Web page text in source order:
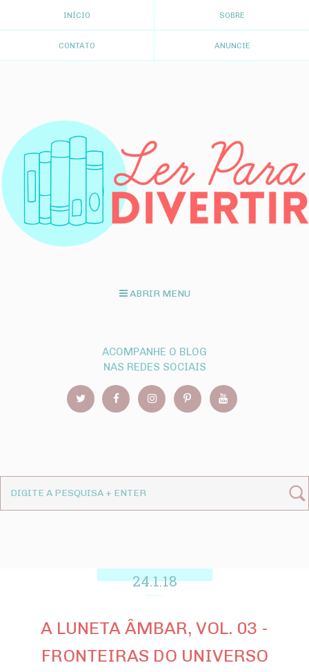
INÍCIO SOBRE
CONTATO ANUNCIE
ABRIR MENU
ACOMPANHE O BLOG
NAS REDES SOCIAIS
24.1.18
A LUNETA ÂMBAR, VOL. 03 -
FRONTEIRAS DO UNIVERSO